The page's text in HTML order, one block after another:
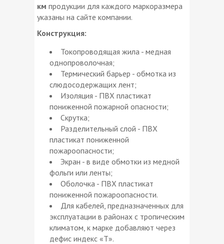
км продукции для каждого маркоразмера
указаны на сайте компании.
Конструкция:
Токопроводящая жила - медная
однопроволочная;
Термический барьер - обмотка из
слюдосодержащих лент;
Изоляция - ПВХ пластикат
пониженной пожарной опасности;
Скрутка;
Разделительный слой - ПВХ
пластикат пониженной
пожароопасности;
Экран - в виде обмотки из медной
фольги или ленты;
Оболочка - ПВХ пластикат
пониженной пожароопасности.
Для кабелей, предназначенных для
эксплуатации в районах с тропическим
климатом, к марке добавляют через
дефис индекс «Т».